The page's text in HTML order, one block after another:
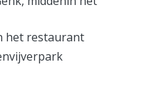
het restaurant